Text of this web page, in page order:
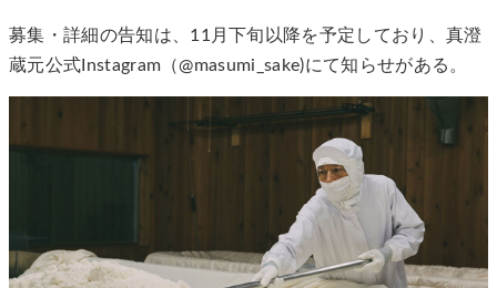
募集・詳細の告知は、11月下旬以降を予定しており、真澄
蔵元公式Instagram（@masumi_sake)にて知らせがある。